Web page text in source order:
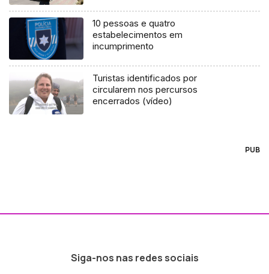
10 pessoas e quatro
estabelecimentos em
incumprimento
Turistas identificados por
circularem nos percursos
encerrados (vídeo)
PUB
Siga-nos nas redes sociais